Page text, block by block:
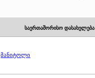
საერთაშორისო დასახელება
მანიტოლი